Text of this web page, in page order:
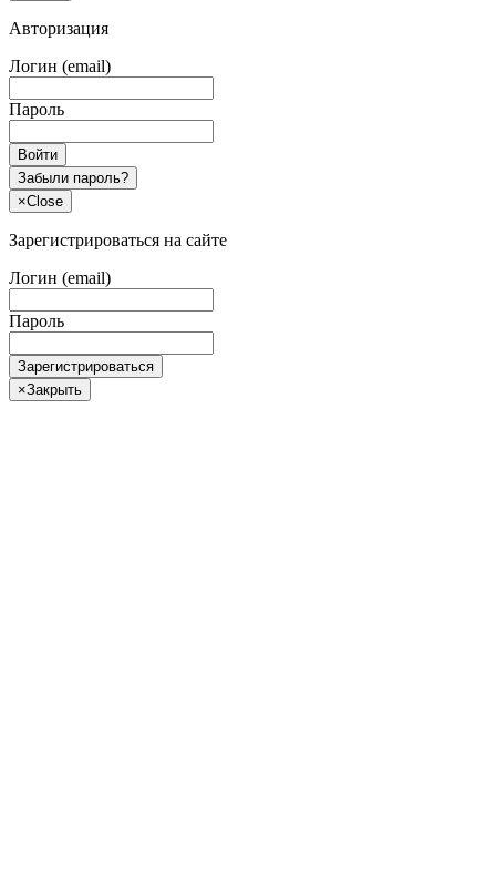
Авторизация
Логин (email)
Пароль
Войти
Забыли пароль?
×Close
Зарегистрироваться на сайте
Логин (email)
Пароль
Зарегистрироваться
×Закрыть